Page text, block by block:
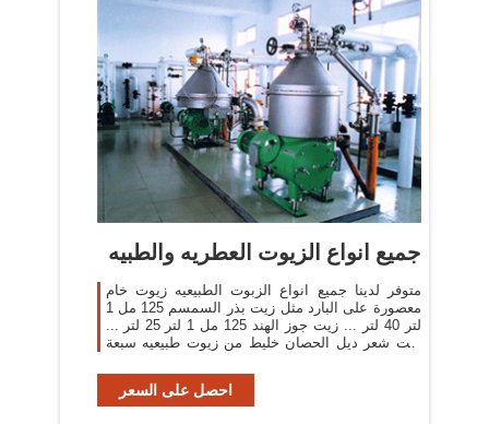
جميع انواع الزيوت العطريه والطبيه
متوفر لدينا جميع انواع الزبوت الطبيعيه زيوت خام
معصورة على البارد مثل زيت بذر السمسم 125 مل 1
لتر 40 لتر ... زيت جوز الهند 125 مل 1 لتر 25 لتر ...
زيت شعر ديل الحصان خليط من زيوت طبيعيه سبعة
احصل على السعر